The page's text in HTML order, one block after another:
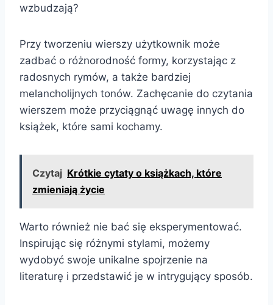
wzbudzają?
Przy tworzeniu wierszy użytkownik może
zadbać o różnorodność formy, korzystając z
radosnych rymów, a także bardziej
melancholijnych tonów. Zachęcanie do czytania
wierszem może przyciągnąć uwagę innych do
książek, które sami kochamy.
Czytaj Krótkie cytaty o książkach, które
zmieniają życie
Warto również nie bać się eksperymentować.
Inspirując się różnymi stylami, możemy
wydobyć swoje unikalne spojrzenie na
literaturę i przedstawić je w intrygujący sposób.